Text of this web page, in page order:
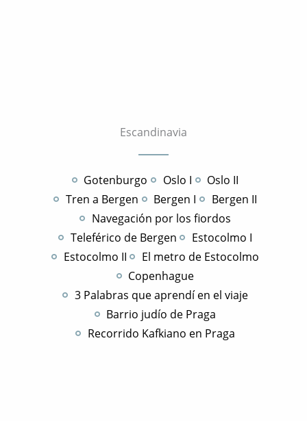
Escandinavia
Gotenburgo Oslo I
Oslo II
Tren a Bergen
Bergen I
Bergen II
Navegación por los fiordos
Teleférico de Bergen
Estocolmo I
Estocolmo II
El metro de Estocolmo
Copenhague
3 Palabras que aprendí en el viaje
Barrio judío de Praga
Recorrido Kafkiano en Praga